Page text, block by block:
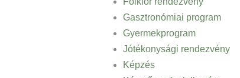
Gasztronómiai program
Gyermekprogram
Jótékonysági rendezvény
Képzés